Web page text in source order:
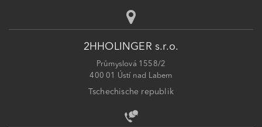
2HHOLINGER s.r.o.
Průmyslová 1558/2
400 01 Ústí nad Labem
Tschechische republik